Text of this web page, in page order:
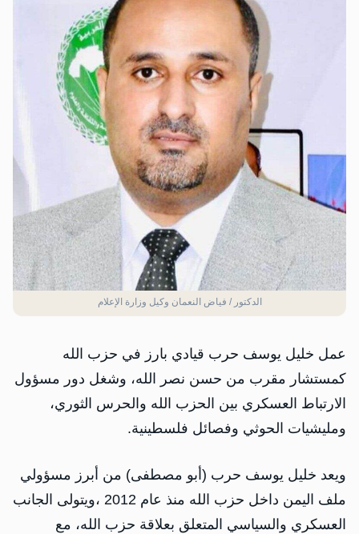
الدكتور / فياض النعمان وكيل وزارة الإعلام
عمل خليل يوسف حرب قيادي بارز في حزب الله
كمستشار مقرب من حسن نصر الله، وشغل دور مسؤول
الارتباط العسكري بين الحزب الله والحرس الثوري،
ومليشيات الحوثي وفصائل فلسطينية.
ويعد خليل يوسف حرب (أبو مصطفى) من أبرز مسؤولي
ملف اليمن داخل حزب الله منذ عام 2012 ،ويتولى الجانب
العسكري والسياسي المتعلق بعلاقة حزب الله، مع